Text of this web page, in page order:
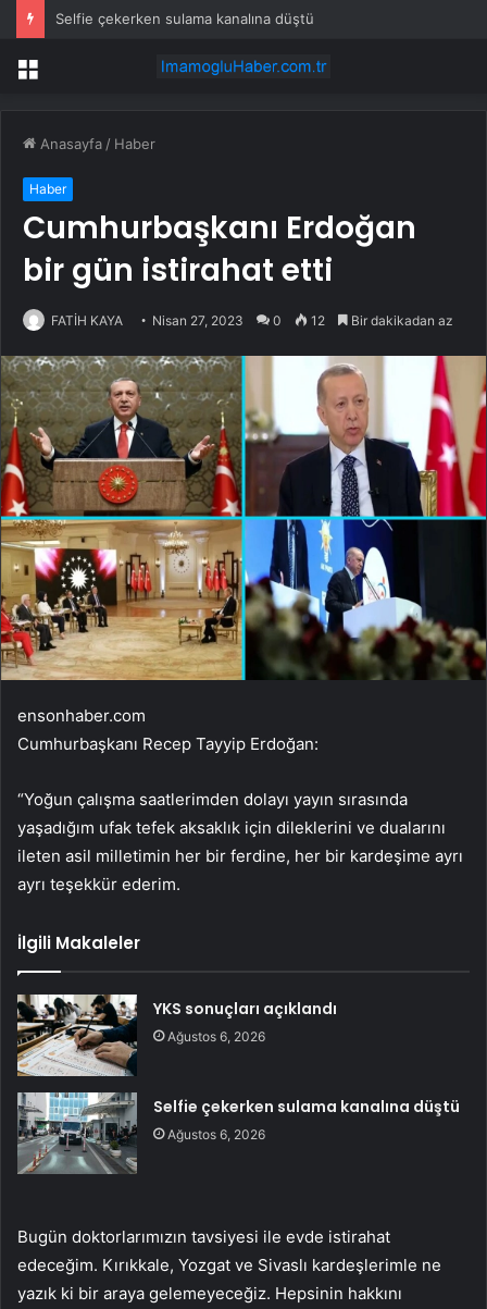
Selfie çekerken sulama kanalına düştü
Menü
Anasayfa / Haber
Haber
Cumhurbaşkanı Erdoğan
bir gün istirahat etti
FATİH KAYA Nisan 27, 2023 0 12 Bir dakikadan az
ensonhaber.com
Cumhurbaşkanı Recep Tayyip Erdoğan:
“Yoğun çalışma saatlerimden dolayı yayın sırasında
yaşadığım ufak tefek aksaklık için dileklerini ve dualarını
ileten asil milletimin her bir ferdine, her bir kardeşime ayrı
ayrı teşekkür ederim.
İlgili Makaleler
YKS sonuçları açıklandı
Ağustos 6, 2026
Selfie çekerken sulama kanalına düştü
Ağustos 6, 2026
Bugün doktorlarımızın tavsiyesi ile evde istirahat
edeceğim. Kırıkkale, Yozgat ve Sivaslı kardeşlerimle ne
yazık ki bir araya gelemeyeceğiz. Hepsinin hakkını